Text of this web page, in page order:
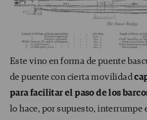
Este vino en forma de puente
de puente con cierta movilidad
para facilitar el paso de los
lo hace, por supuesto, interrumpe